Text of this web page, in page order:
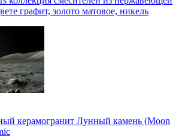
графит, золото матовое, никель
керамогранит Лунный камень (Moon